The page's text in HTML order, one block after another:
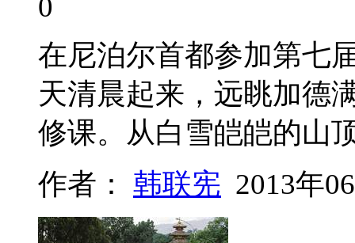
在尼泊尔首都参加第七
天清晨起来，远眺加德
修课。从白雪皑皑的
作者： 韩联宪 2013年